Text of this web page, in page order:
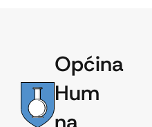
Općina
Hum